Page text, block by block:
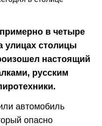
в четыре
улицах столицы
настоящий
русским
автомобиль
опасно